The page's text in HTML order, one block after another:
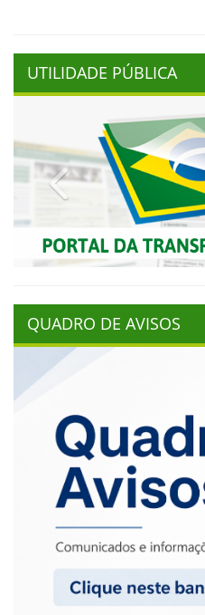
UTILIDADE PÚBLICA
Previous
QUADRO DE AVISOS